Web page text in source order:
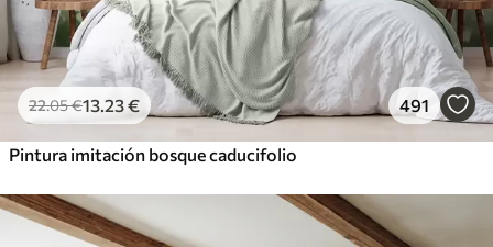
22.05€13 .23€ 491
Pintura imitación bosque caducifolio